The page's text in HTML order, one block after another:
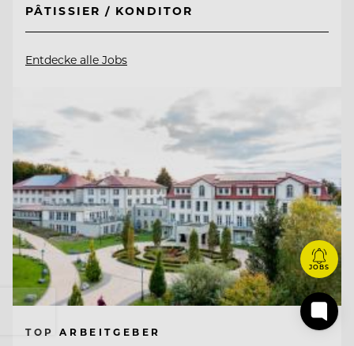
PÂTISSIER / KONDITOR
Entdecke alle Jobs
TOP ARBEITGEBER
JOBS